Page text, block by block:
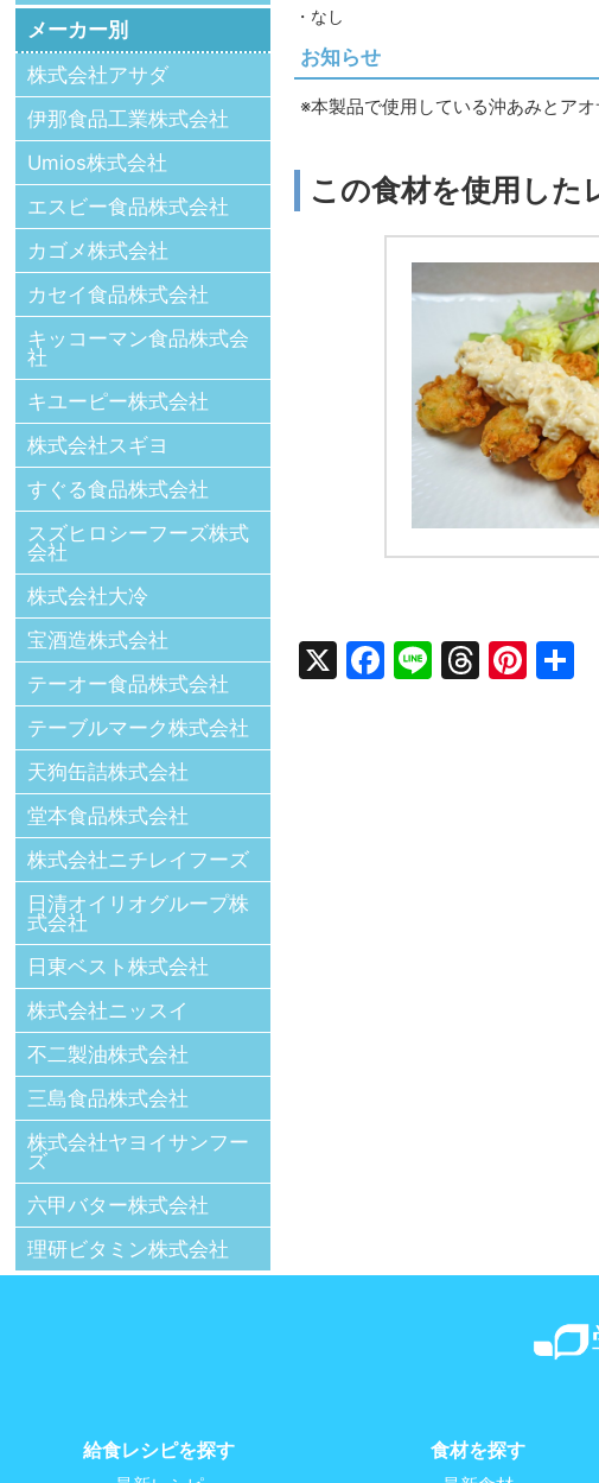
・なし
お知らせ
※本製品で使用している沖あみとア
この食材を使用した
X Facebook
Line
メーカー別
株式会社アサダ
伊那食品工業株式会社
Umios株式会社
エスビー食品株式会社
カゴメ株式会社
カセイ食品株式会社
キッコーマン食品株式会
社
キユーピー株式会社
株式会社スギヨ
すぐる食品株式会社
スズヒロシーフーズ株式
会社
株式会社大冷
宝酒造株式会社
テーオー食品株式会社
テーブルマーク株式会社
天狗缶詰株式会社
堂本食品株式会社
株式会社ニチレイフーズ
日清オイリオグループ株
式会社
日東ベスト株式会社
株式会社ニッスイ
不二製油株式会社
三島食品株式会社
株式会社ヤヨイサンフー
ズ
六甲バター株式会社
理研ビタミン株式会社
給食レシピを探す 食材を探す